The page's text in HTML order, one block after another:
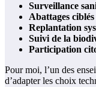
Surveillance
Abattages ciblés
Replantation
Suivi de la
Participation
Pour moi, l’un des
d’adapter les choix